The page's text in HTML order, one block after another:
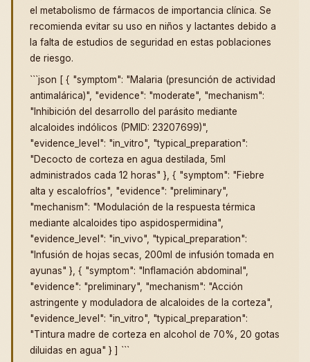
el metabolismo de fármacos de importancia clínica. Se
recomienda evitar su uso en niños y lactantes debido a
la falta de estudios de seguridad en estas poblaciones
de riesgo.
```json [ { "symptom": "Malaria (presunción de actividad
antimalárica)", "evidence": "moderate", "mechanism":
"Inhibición del desarrollo del parásito mediante
alcaloides indólicos (PMID: 23207699)",
"evidence_level": "in_vitro", "typical_preparation":
"Decocto de corteza en agua destilada, 5ml
administrados cada 12 horas" }, { "symptom": "Fiebre
alta y escalofríos", "evidence": "preliminary",
"mechanism": "Modulación de la respuesta térmica
mediante alcaloides tipo aspidospermidina",
"evidence_level": "in_vivo", "typical_preparation":
"Infusión de hojas secas, 200ml de infusión tomada en
ayunas" }, { "symptom": "Inflamación abdominal",
"evidence": "preliminary", "mechanism": "Acción
astringente y moduladora de alcaloides de la corteza",
"evidence_level": "in_vitro", "typical_preparation":
"Tintura madre de corteza en alcohol de 70%, 20 gotas
diluidas en agua" } ] ```